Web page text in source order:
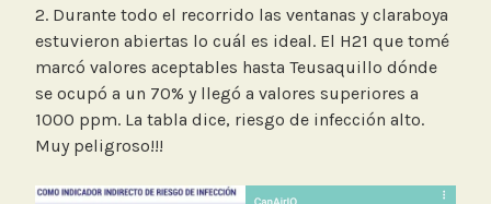
2. Durante todo el recorrido las ventanas y claraboya
estuvieron abiertas lo cuál es ideal. El H21 que tomé
marcó valores aceptables hasta Teusaquillo dónde
se ocupó a un 70% y llegó a valores superiores a
1000 ppm. La tabla dice, riesgo de infección alto.
Muy peligroso!!!